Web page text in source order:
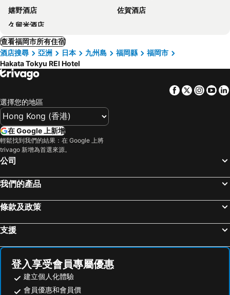
嬉野酒店
佐賀酒店
久留米酒店
查看福岡市所有住宿
酒店搜尋
亞洲 日本 九州島 福岡縣
福岡市
Hakata Tokyu REI Hotel
Facebook
Twitter
選擇您的地區
在 Google 上新增
輕鬆找到我們的結果：在 Google 上將
trivago 新增為首選來源。
公司
我們的產品
條款及政策
支援
登入享受會員專屬優惠
建立個人化體驗
會員優惠和會員價